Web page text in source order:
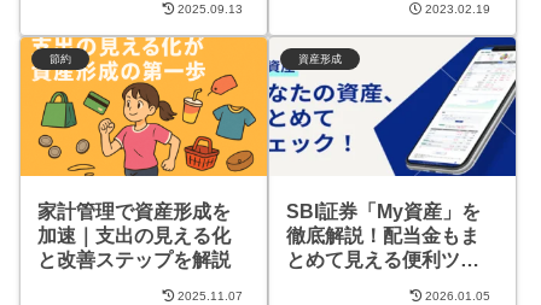
シミュレーション
2025.09.13 2023.02.19
節約
家計管理で資産形成を
加速｜支出の見える化
と改善ステップを解説
2025.11.07
資産形成
SBI証券「My資産」を
徹底解説！配当金もま
とめて見える便利ツー
2026.01.05